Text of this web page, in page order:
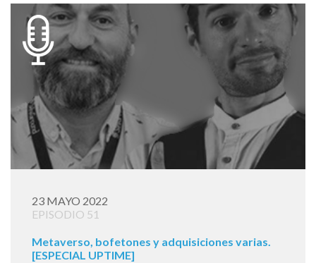
23 MAYO 2022
EPISODIO 51
Metaverso, bofetones y adquisiciones varias.
[ESPECIAL UPTIME]